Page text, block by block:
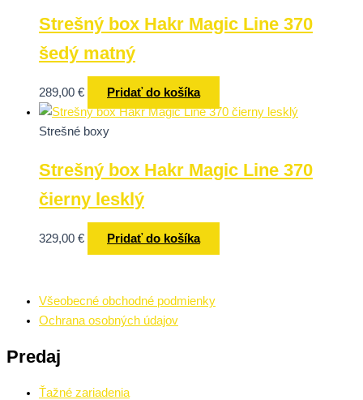
Strešný box Hakr Magic Line 370
šedý matný
289,00 € Pridať do košíka
Strešné boxy
Strešný box Hakr Magic Line 370
čierny lesklý
329,00 € Pridať do košíka
Všeobecné obchodné podmienky
Ochrana osobných údajov
Predaj
Ťažné zariadenia